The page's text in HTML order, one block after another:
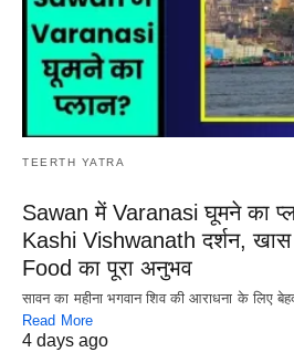
TEERTH YATRA
Sawan में Varanasi घूमने का
Kashi Vishwanath दर्शन,
Food का पूरा अनुभव
सावन का महीना भगवान शिव की आराधना के लिए
Read More
4 days ago